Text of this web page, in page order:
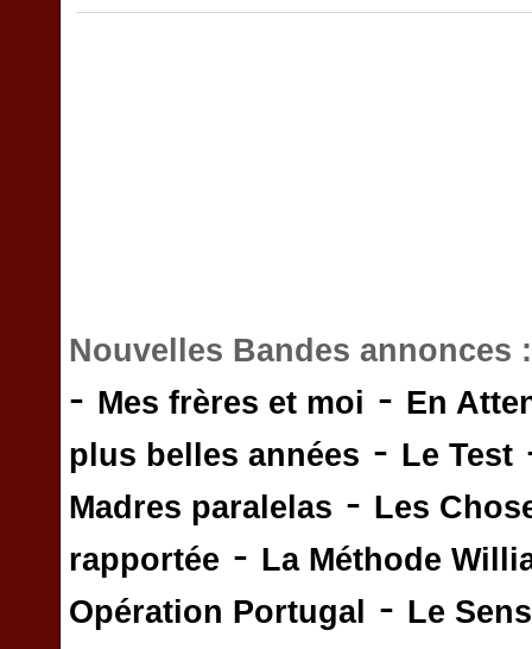
Nouvelles Bandes annonces
- Mes frères et moi - En
plus belles années - Le Test
Madres paralelas - Les
rapportée - La Méthode
Opération Portugal
- Le